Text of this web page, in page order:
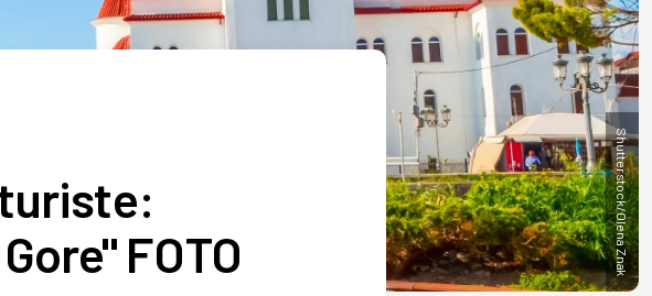
Shutterstock/Olena Znak
FOTO